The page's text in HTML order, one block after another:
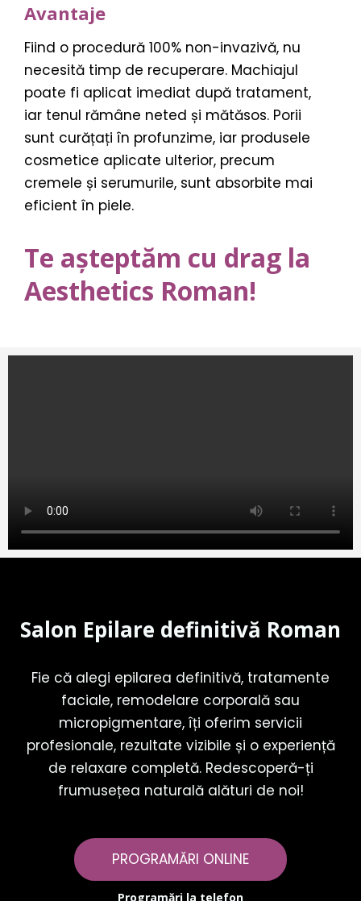
Avantaje
Fiind o procedură 100% non-invazivă, nu
necesită timp de recuperare. Machiajul
poate fi aplicat imediat după tratament,
iar tenul rămâne neted și mătăsos. Porii
sunt curățați în profunzime, iar produsele
cosmetice aplicate ulterior, precum
cremele și serumurile, sunt absorbite mai
eficient în piele.
Te așteptăm cu drag la
Aesthetics Roman!
Salon Epilare definitivă Roman
Fie că alegi epilarea definitivă, tratamente
faciale, remodelare corporală sau
micropigmentare, îți oferim servicii
profesionale, rezultate vizibile și o experiență
de relaxare completă. Redescoperă-ți
frumusețea naturală alături de noi!
PROGRAMĂRI ONLINE
Programări la telefon